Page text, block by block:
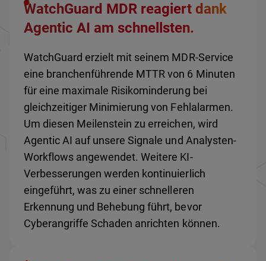
WatchGuard MDR reagiert dank
Agentic AI am schnellsten.
WatchGuard erzielt mit seinem MDR-Service
eine branchenführende MTTR von 6 Minuten
für eine maximale Risikominderung bei
gleichzeitiger Minimierung von Fehlalarmen.
Um diesen Meilenstein zu erreichen, wird
Agentic AI auf unsere Signale und Analysten-
Workflows angewendet. Weitere KI-
Verbesserungen werden kontinuierlich
eingeführt, was zu einer schnelleren
Erkennung und Behebung führt, bevor
Cyberangriffe Schaden anrichten können.